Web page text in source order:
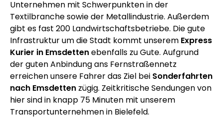
Unternehmen mit Schwerpunkten in der
Textilbranche sowie der Metallindustrie. Außerdem
gibt es fast 200 Landwirtschaftsbetriebe. Die gute
Infrastruktur um die Stadt kommt unserem Express
Kurier in Emsdettenebenfalls zu Gute. Aufgrund
der guten Anbindung ans Fernstraßennetz
erreichen unsere Fahrer das Ziel bei Sonderfahrten
nach Emsdetten zügig. Zeitkritische Sendungen von
hier sind in knapp 75 Minuten mit unserem
Transportunternehmen in Bielefeld.